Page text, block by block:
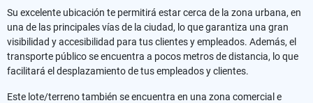
Su excelente ubicación te permitirá estar cerca de la zona urbana, en
una de las principales vías de la ciudad, lo que garantiza una gran
visibilidad y accesibilidad para tus clientes y empleados. Además, el
transporte público se encuentra a pocos metros de distancia, lo que
facilitará el desplazamiento de tus empleados y clientes.
Este lote/terreno también se encuentra en una zona comercial e